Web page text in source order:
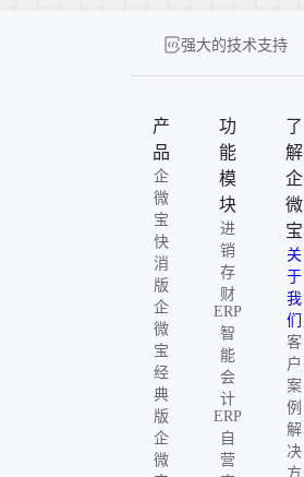
强大的技术支持
产
品
企
微
宝
快
消
版
企
微
宝
经
典
版
企
微
功
能
模
块
进
销
存
财
ERP
智
能
会
计
ERP
自
营
了
解
企
微
宝
关
于
我
们
客
户
案
例
解
决
方